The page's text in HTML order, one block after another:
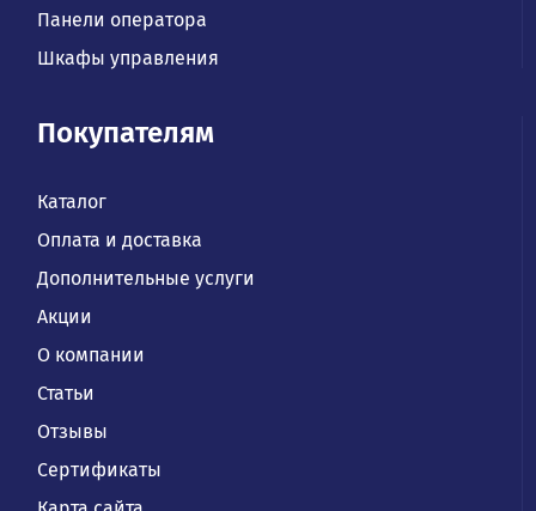
Панели оператора
Шкафы управления
Покупателям
Каталог
Оплата и доставка
Дополнительные услуги
Акции
О компании
Статьи
Отзывы
Сертификаты